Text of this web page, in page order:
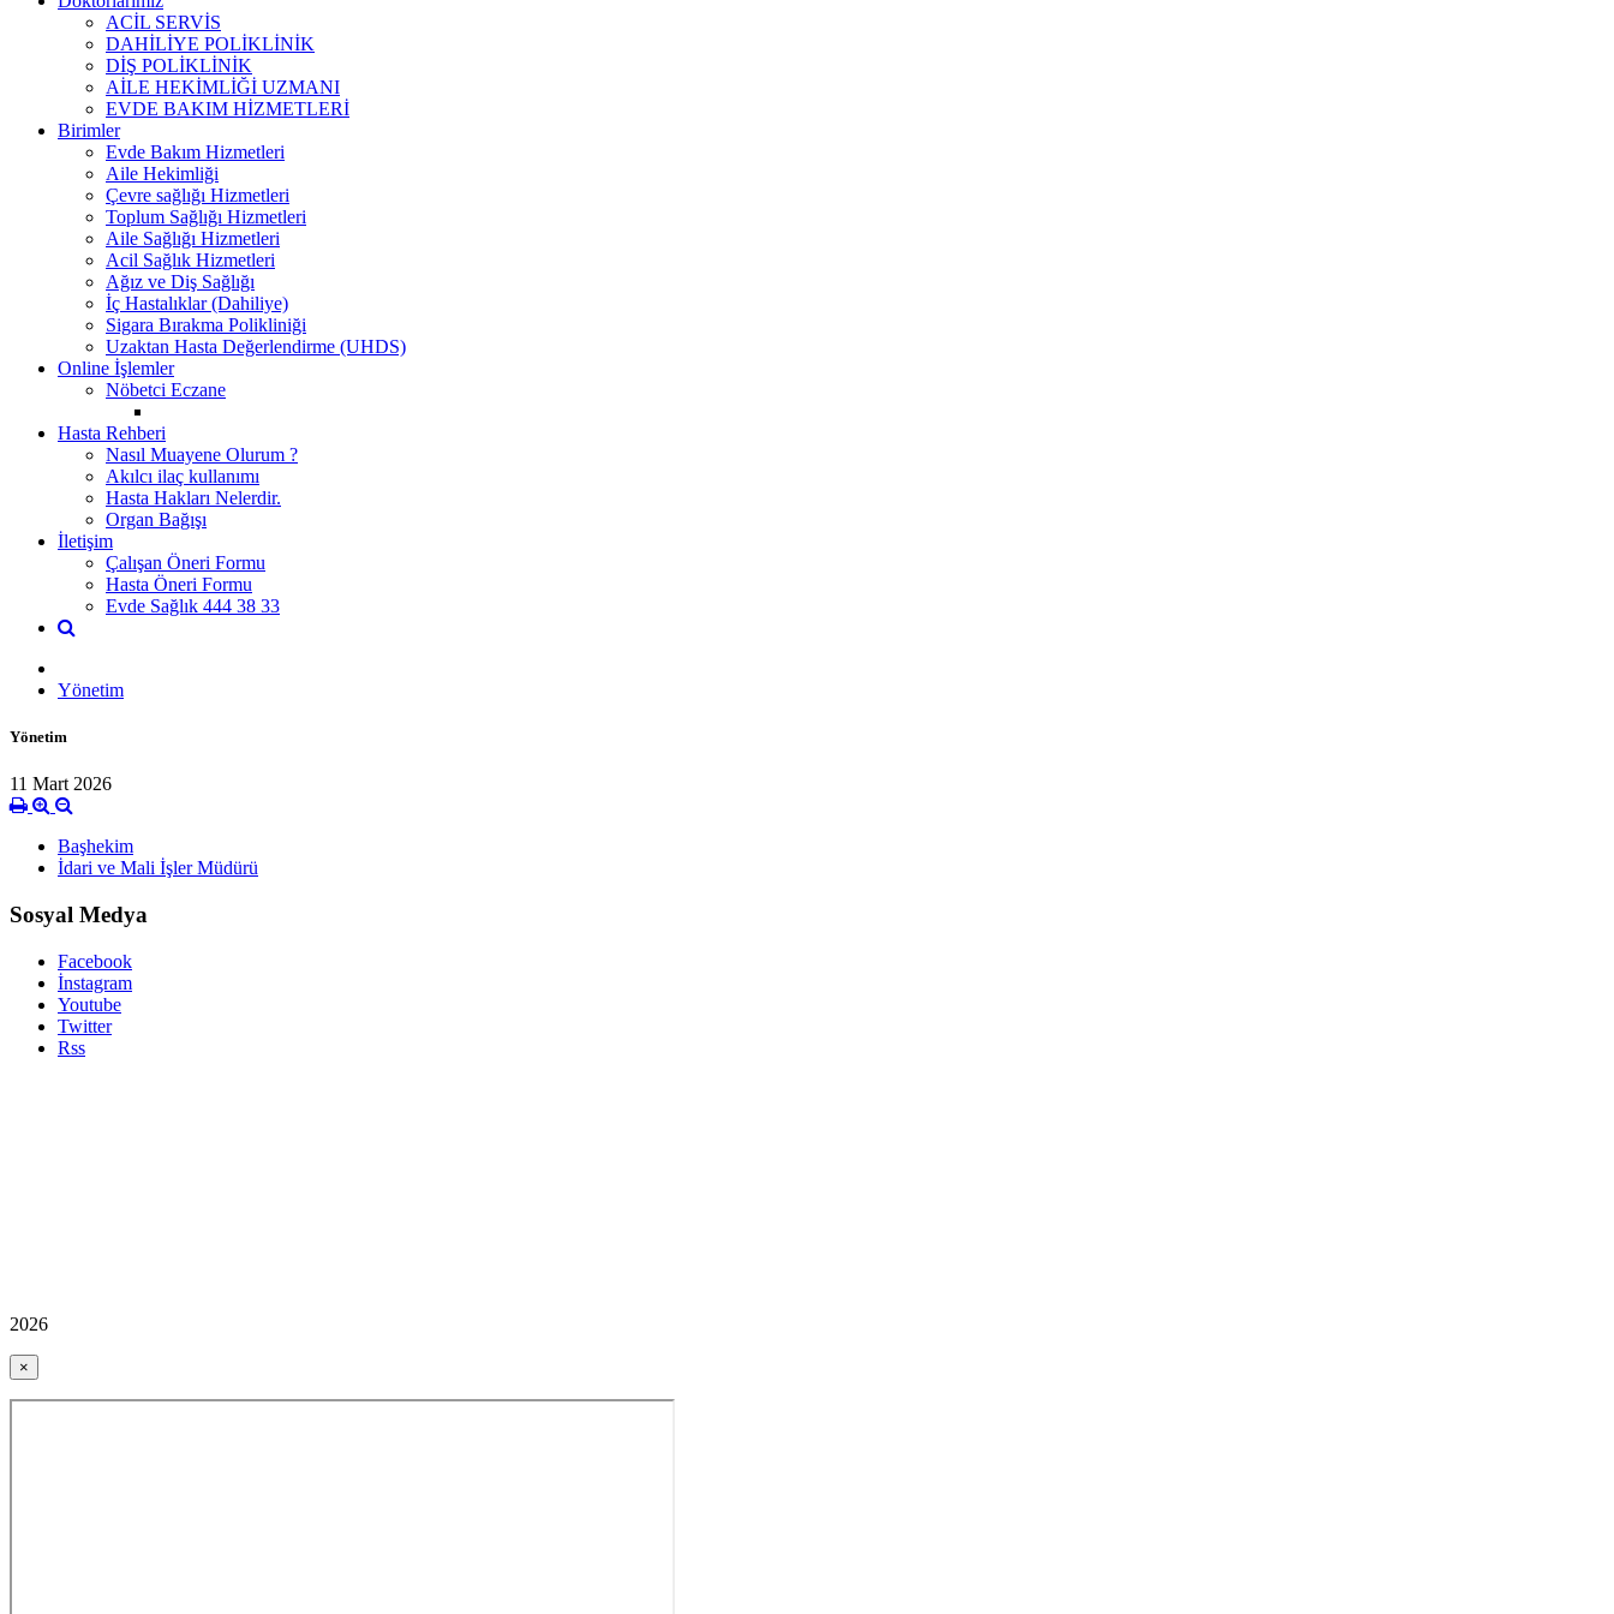
ACİL SERVİS
DAHİLİYE POLİKLİNİK
DİŞ POLİKLİNİK
AİLE HEKİMLİĞİ UZMANI
EVDE BAKIM HİZMETLERİ
Birimler
Evde Bakım Hizmetleri
Aile Hekimliği
Çevre sağlığı Hizmetleri
Toplum Sağlığı Hizmetleri
Aile Sağlığı Hizmetleri
Acil Sağlık Hizmetleri
Ağız ve Diş Sağlığı
İç Hastalıklar (Dahiliye)
Sigara Bırakma Polikliniği
Uzaktan Hasta Değerlendirme (UHDS)
Online İşlemler
Nöbetci Eczane
Hasta Rehberi
Nasıl Muayene Olurum ?
Akılcı ilaç kullanımı
Hasta Hakları Nelerdir.
Organ Bağışı
İletişim
Çalışan Öneri Formu
Hasta Öneri Formu
Evde Sağlık 444 38 33
Yönetim
Yönetim
11 Mart 2026
Başhekim
İdari ve Mali İşler Müdürü
Sosyal Medya
Facebook
İnstagram
Youtube
Twitter
Rss
2026
×